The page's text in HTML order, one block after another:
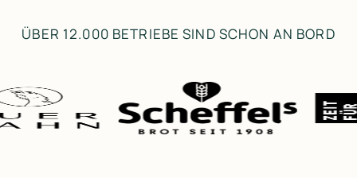
ÜBER 12.000 BETRIEBE SIND SCHON AN BORD